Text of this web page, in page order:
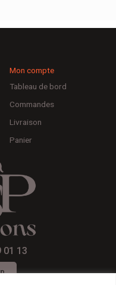
Mon compte
Tableau de bord
Commandes
Livraison
Panier
01 13